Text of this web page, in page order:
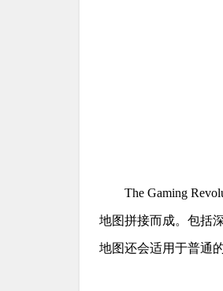
The Gaming
地图拼接而成。包括
地图还会适用于普通